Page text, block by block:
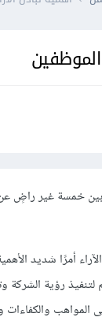
أمرًا شديد
رؤية الشركة
والكفاءات